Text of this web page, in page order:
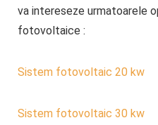
va intereseze urmatoarele
fotovoltaice :
Sistem fotovoltaic 20 kw
Sistem fotovoltaic 30 kw